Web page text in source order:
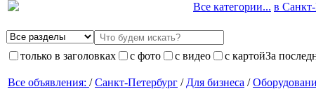
Все категории... в
только в заголовках с фото с видео с картойЗа
Все объявления: /Санкт-Петербург / Для бизнеса /